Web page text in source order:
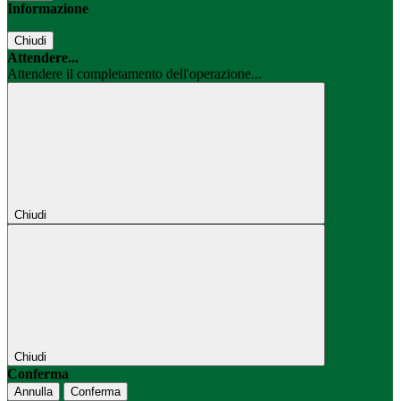
Informazione
Chiudi
Attendere...
Attendere il completamento dell'operazione...
Chiudi
Chiudi
Conferma
Annulla Conferma